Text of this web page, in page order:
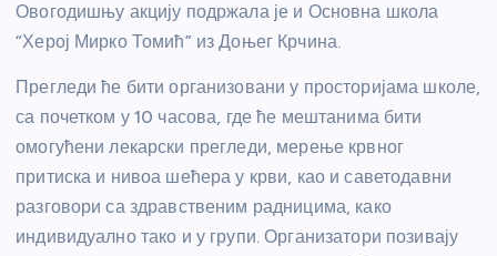
Овогодишњу акцију подржала је и Основна школа
“Херој Мирко Томић” из Доњег Крчина.
Прегледи ће бити организовани у просторијама школе,
са почетком у 10 часова, где ће мештанима бити
омогућени лекарски прегледи, мерење крвног
притиска и нивоа шећера у крви, као и саветодавни
разговори са здравственим радницима, како
индивидуално тако и у групи. Организатори позивају